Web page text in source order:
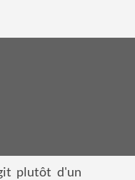
plutôt d'un